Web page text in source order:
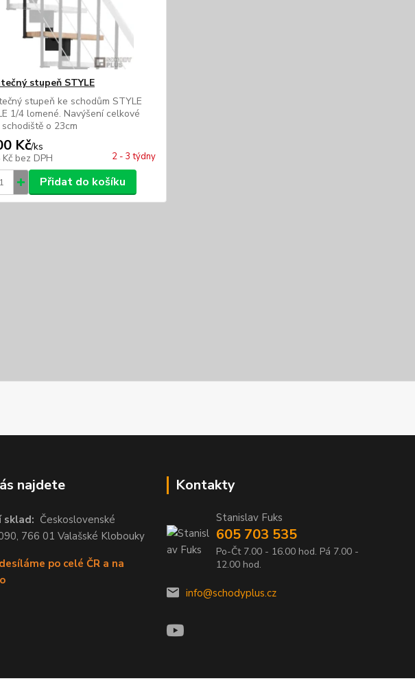
stupeň STYLE
stupeň ke schodům STYLE
1/4 lomené. Navýšení celkové
o 23cm
Kč/ks
bez DPH 2 - 3 týdny
Přidat do košíku
najdete
sklad: Československé
766 01 Valašské Klobouky
po celé ČR a na
Kontakty
Stanislav Fuks
605 703 535
Po-Čt 7.00 - 16.00 hod. Pá 7.00 -
12.00 hod.
info@schodyplus.cz